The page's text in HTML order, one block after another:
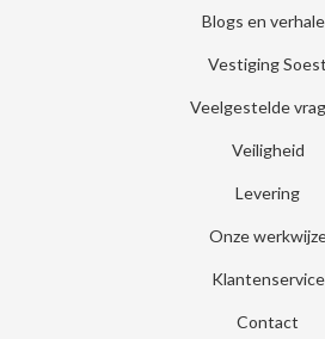
Blogs en
Vestiging Soest
Veelgestelde
Veiligheid
Levering
Onze
Klantenservice
Contact